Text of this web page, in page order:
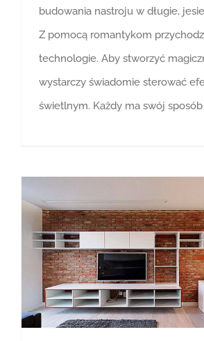
budowania nastroju w długie,
Z pomocą romantykom
technologie. Aby stworzyć
wystarczy świadomie sterować
świetlnym. Każdy ma swój